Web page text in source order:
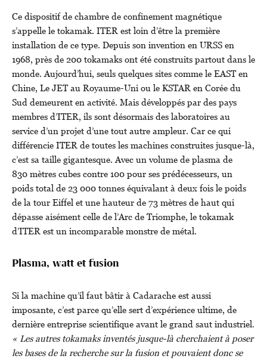
Ce dispositif de chambre de confinement magnétique
s’appelle le tokamak. ITER est loin d’être la première
installation de ce type. Depuis son invention en URSS en
1968, près de 200 tokamaks ont été construits partout dans le
monde. Aujourd’hui, seuls quelques sites comme le EAST en
Chine, Le JET au Royaume-Uni ou le KSTAR en Corée du
Sud demeurent en activité. Mais développés par des pays
membres d’ITER, ils sont désormais des laboratoires au
service d’un projet d’une tout autre ampleur. Car ce qui
différencie ITER de toutes les machines construites jusque-là,
c’est sa taille gigantesque. Avec un volume de plasma de
830 mètres cubes contre 100 pour ses prédécesseurs, un
poids total de 23 000 tonnes équivalant à deux fois le poids
de la tour Eiffel et une hauteur de 73 mètres de haut qui
dépasse aisément celle de l’Arc de Triomphe, le tokamak
d’ITER est un incomparable monstre de métal.
Plasma, watt et fusion
Si la machine qu’il faut bâtir à Cadarache est aussi
imposante, c’est parce qu’elle sert d’expérience ultime, de
dernière entreprise scientifique avant le grand saut industriel.
« Les autres tokamaks inventés jusque-là cherchaient à poser
les bases de la recherche sur la fusion et pouvaient donc se